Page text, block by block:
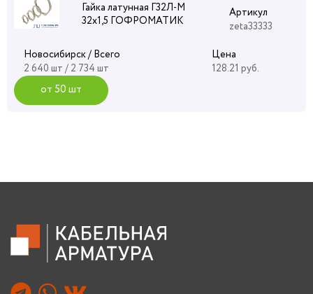
Гайка латунная Г32Л-М
32х1,5 ГОФРОМАТИК
Артикул
zeta33333
Новосибирск / Всего
2 640 шт / 2 734 шт
Цена
128.21 руб.
от 50 шт